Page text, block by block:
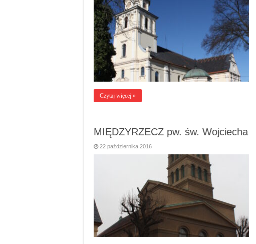
Czytaj więcej »
MIĘDZYRZECZ pw. św. Wojciecha
22 października 2016